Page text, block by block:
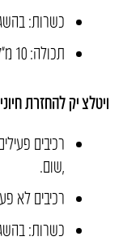
כשרות:
תכולה: 10 מ״ל.
ויטלציקלהחזרת
רכיבים
שום.
רכיבים לא
כשרות: